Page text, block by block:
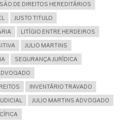
DE DIREITOS HEREDITÁRIOS
JUSTO TITULO
LITÍGIO ENTRE HERDEIROS
JULIO MARTINS
SEGURANÇA JURÍDICA
INVENTÁRIO TRAVADO
JULIO MARTINS ADVOGADO